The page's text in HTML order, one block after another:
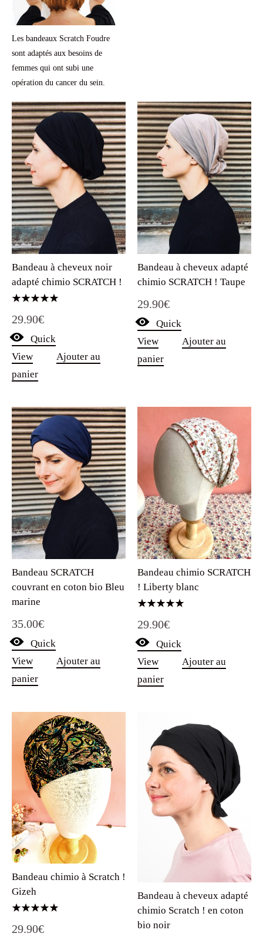
Les bandeaux Scratch Foudre
sont adaptés aux besoins de
femmes qui ont subi une
opération du cancer du sein.
Bandeau à cheveux noir
adapté chimio SCRATCH !
5.00
sur 5
29.90€
Quick
View
Ajouter au
panier
Bandeau à cheveux adapté
chimio SCRATCH ! Taupe
29.90€
Quick
View
Ajouter au
panier
Bandeau SCRATCH
couvrant en coton bio Bleu
marine
35.00€
Quick
View
Ajouter au
panier
Bandeau chimio SCRATCH
! Liberty blanc
5.00
sur 5
29.90€
Quick
View
Ajouter au
panier
Bandeau chimio à Scratch !
Gizeh
5.00
29.90€
Bandeau à cheveux adapté
chimio Scratch ! en coton
bio noir